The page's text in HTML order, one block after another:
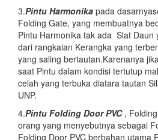
3.Pintu Harmonika pada
Folding Gate, yang membuatnya
Pintu Harmonika tak ada Slat
dari rangkaian Kerangka yang
yang saling bertautan.Karenanya
saat Pintu dalam kondisi tertutup
celah yang terbuka diatara tautan
UNP.
4.Pintu Folding Door PVC, Folding
orang yang menyebutnya sebagai
Folding Door PVC berbahan utama